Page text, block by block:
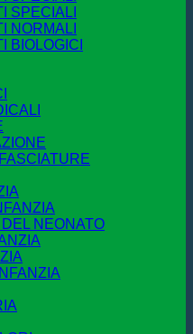
SPECIALI
NORMALI
BIOLOGICI
NEONATO